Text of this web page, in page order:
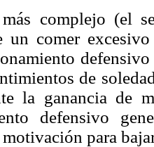
complejo (el
un comer
de
la ganancia de
defensivo
para